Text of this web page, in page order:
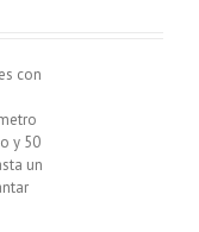
con
y 50
un